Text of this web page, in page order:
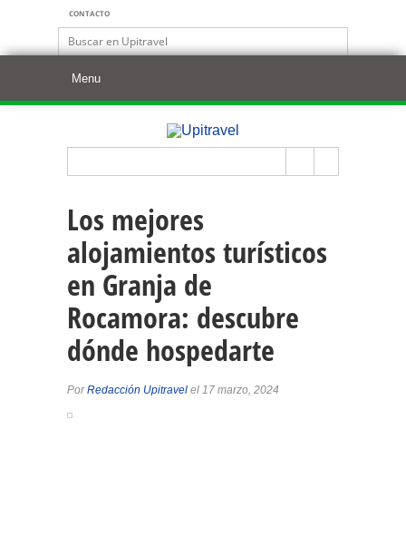
CONTACTO
Los mejores
alojamientos turísticos
en Granja de
Rocamora: descubre
dónde hospedarte
PorRedacción Upitravel el 17 marzo, 2024